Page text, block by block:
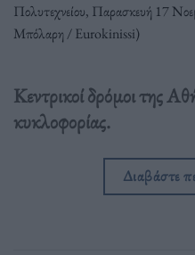
Πολυτεχνείου, Παρασκευή 17
Μπόλαρη / Eurokinissi)
Κεντρικοί δρόμοι της
κυκλοφορίας.
Διαβάστε